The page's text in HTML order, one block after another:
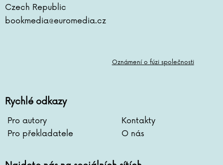
Czech Republic
bookmedia@euromedia.cz
Oznámení o fúzi společnosti
Rychlé odkazy
Pro autory
Kontakty
Pro překladatele
O nás